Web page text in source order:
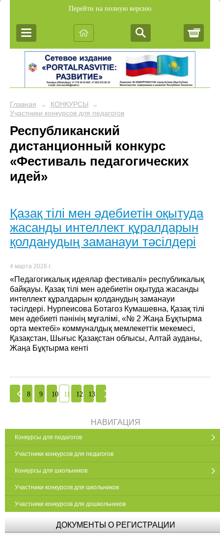
Перейти на полную версию
Главная → КОНКУРСЫ →
Участники конкурсов для педагогов
Республиканский
дистанционный конкурс
«Фестиваль педагогических
идей»
Қазақ тілі мен әдебиетін оқытуда
жасанды интеллект құралдарын
қолданудың заманауи тәсілдері
4 марта 2026 г.
«Педагогикалық идеялар фестивалі» республикалық
байқауы. Қазақ тілі мен әдебиетін оқытуда жасанды
интеллект құралдарын қолданудың заманауи
тәсілдері. Нурпеисова Ботагоз Кумашевна, Қазақ тілі
мен әдебиеті пәнінің мұғалімі, «№ 2 Жаңа Бұқтырма
орта мектебі» коммуналдық мемлекеттік мекемесі,
Қазақстан, Шығыс Қазақстан облысы, Алтай ауданы,
Жаңа Бұқтырма кенті
8 9 10 11 12 13
НАВИГАЦИЯ
Конкурсы для педагогов
Участники конкурсов для педагогов
Конкурсы для школьников
Участники конкурсов для школьников
Участники конкурсов для дошкольников
ДОКУМЕНТЫ О РЕГИСТРАЦИИ